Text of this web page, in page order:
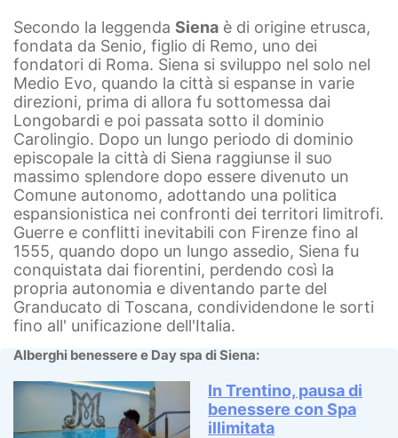
Secondo la leggenda Siena è di origine etrusca,
fondata da Senio, figlio di Remo, uno dei
fondatori di Roma. Siena si sviluppo nel solo nel
Medio Evo, quando la città si espanse in varie
direzioni, prima di allora fu sottomessa dai
Longobardi e poi passata sotto il dominio
Carolingio. Dopo un lungo periodo di dominio
episcopale la città di Siena raggiunse il suo
massimo splendore dopo essere divenuto un
Comune autonomo, adottando una politica
espansionistica nei confronti dei territori limitrofi.
Guerre e conflitti inevitabili con Firenze fino al
1555, quando dopo un lungo assedio, Siena fu
conquistata dai fiorentini, perdendo così la
propria autonomia e diventando parte del
Granducato di Toscana, condividendone le sorti
fino all' unificazione dell'Italia.
Alberghi benessere e Day spa di Siena:
In Trentino, pausa di
benessere con Spa
illimitata